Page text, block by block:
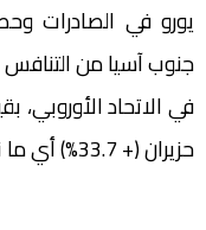
جنوب آسيا من
حزيران (+ 33.7%) أي ما نسبته 25.6%.